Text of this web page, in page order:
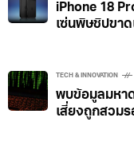
iPhone 18
เซ่นพิษชิปขา
TECH & INNOVATION
พบข้อมูลมหา
เสี่ยงถูกสวม